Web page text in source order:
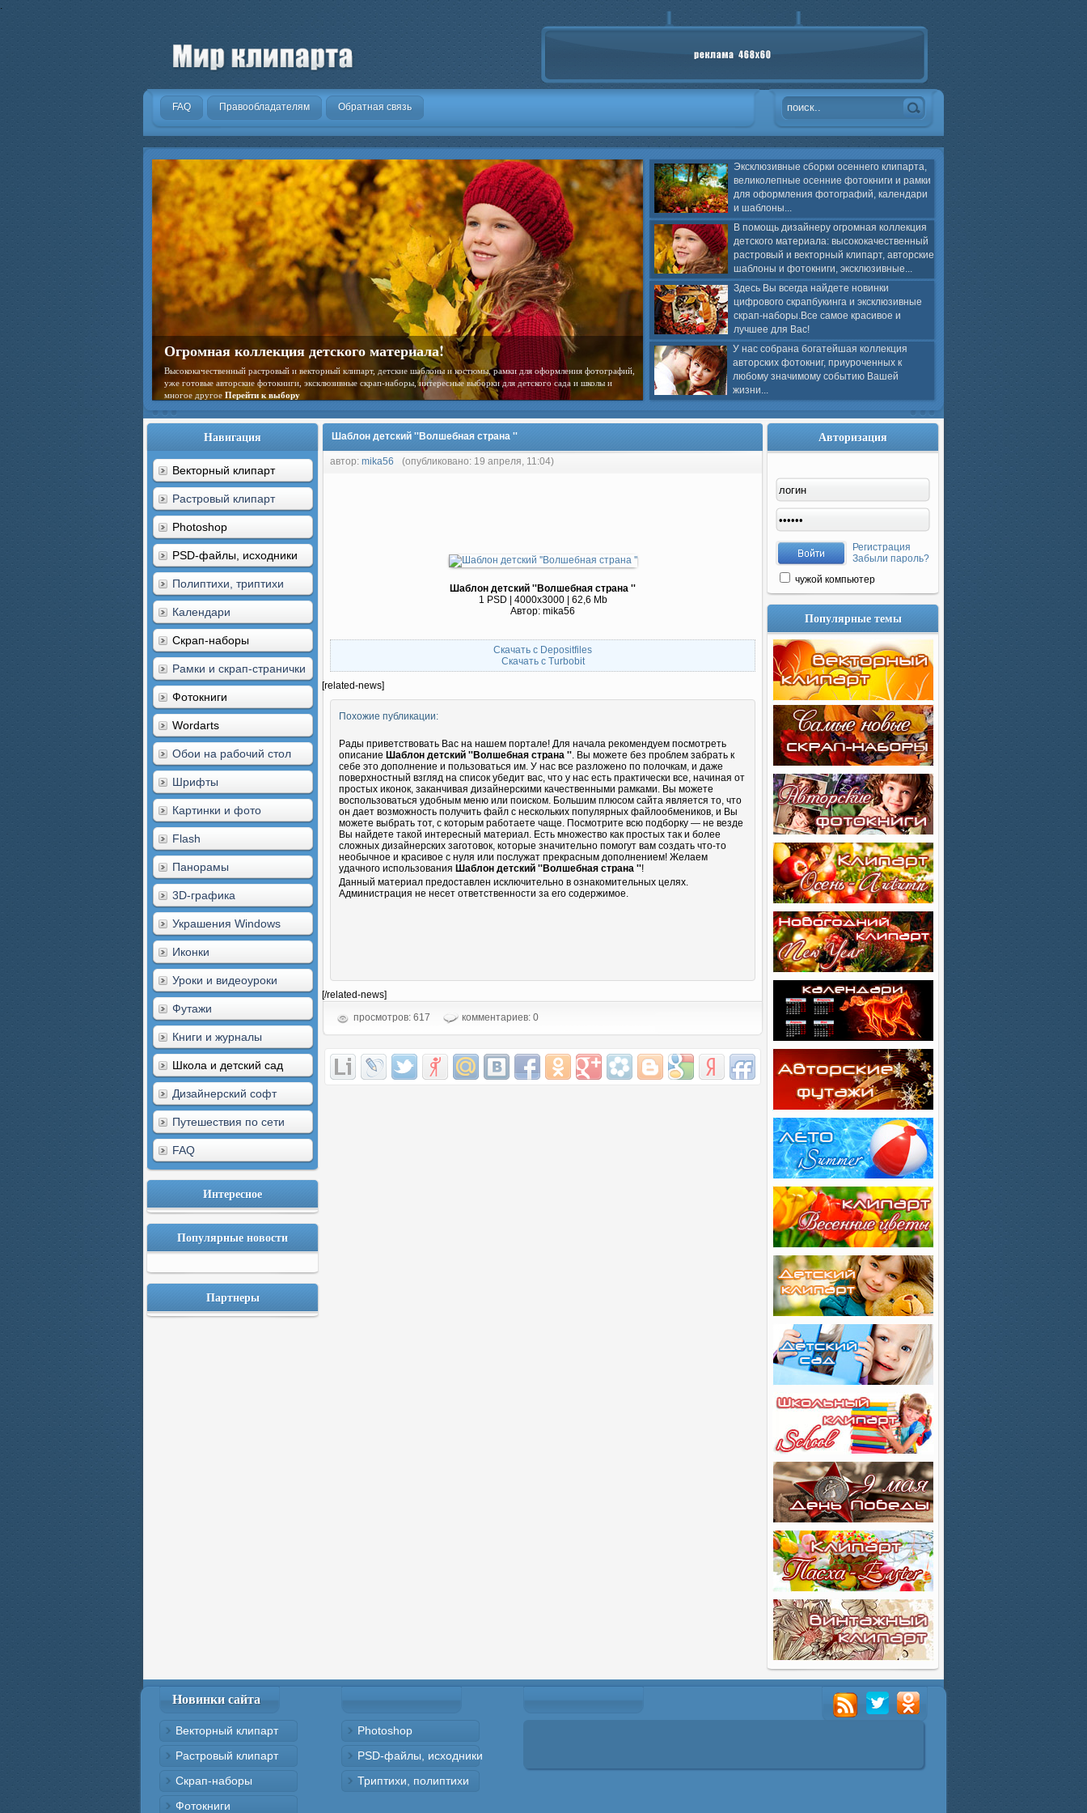
.
FAQ Правообладателям Обратная связь
Эксклюзивные сборки осеннего клипарта,
великолепные осенние фотокниги и рамки
для оформления фотографий, календари
и шаблоны...
В помощь дизайнеру огромная коллекция
детского материала: высококачественный
растровый и векторный клипарт, авторские
шаблоны и фотокниги, эксклюзивные...
Здесь Вы всегда найдете новинки
цифрового скрапбукинга и эксклюзивные
скрап-наборы.Все самое красивое и
лучшее для Вас!
У нас собрана богатейшая коллекция
авторских фотокниг, приуроченных к
любому значимому событию Вашей
жизни...
Огромная коллекция детского материала!
Высококачественный растровый и векторный клипарт, детские шаблоны и костюмы, рамки для оформления фотографий,
уже готовые авторские фотокниги, эксклюзивные скрап-наборы, интересные выборки для детского сада и школы и
многое другое Перейти к выбору
Навигация
Векторный клипарт
Растровый клипарт
Photoshop
PSD-файлы, исходники
Полиптихи, триптихи
Календари
Скрап-наборы
Рамки и скрап-странички
Фотокниги
Wordarts
Обои на рабочий стол
Шрифты
Картинки и фото
Flash
Панорамы
3D-графика
Украшения Windows
Иконки
Уроки и видеоуроки
Футажи
Книги и журналы
Школа и детский сад
Дизайнерский софт
Путешествия по сети
FAQ
Интересное
Популярные новости
Партнеры
Шаблон детский ''Волшебная страна ''
автор: mika56 (опубликовано: 19 апреля, 11:04)
Шаблон детский ''Волшебная страна ''
1 PSD | 4000х3000 | 62,6 Mb
Автор: mika56
Скачать с Depositfiles
Скачать с Turbobit
[related-news]
Похожие публикации:
Рады приветствовать Вас на нашем портале! Для начала рекомендуем посмотреть
описание Шаблон детский ''Волшебная страна ''. Вы можете без проблем забрать к
себе это дополнение и пользоваться им. У нас все разложено по полочкам, и даже
поверхностный взгляд на список убедит вас, что у нас есть практически все, начиная от
простых иконок, заканчивая дизайнерскими качественными рамками. Вы можете
воспользоваться удобным меню или поиском. Большим плюсом сайта является то, что
он дает возможность получить файл с нескольких популярных файлообмеников, и Вы
можете выбрать тот, с которым работаете чаще. Посмотрите всю подборку — не везде
Вы найдете такой интересный материал. Есть множество как простых так и более
сложных дизайнерских заготовок, которые значительно помогут вам создать что-то
необычное и красивое с нуля или послужат прекрасным дополнением! Желаем
удачного использования Шаблон детский ''Волшебная страна ''!
Данный материал предоставлен исключительно в ознакомительных целях.
Администрация не несет ответственности за его содержимое.
[/related-news]
просмотров: 617
комментариев: 0
Авторизация
Регистрация
Забыли пароль?
чужой компьютер
Популярные темы
Новинки сайта
Векторный клипарт
Растровый клипарт
Скрап-наборы
Фотокниги
Photoshop
PSD-файлы, исходники
Триптихи, полиптихи